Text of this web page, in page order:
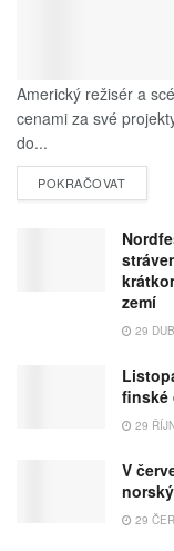
Americký režisér a
cenami za své
do...
POKRAČOVAT
zemí
29
finské
29
V
29